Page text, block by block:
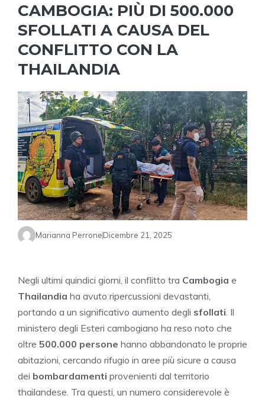
CAMBOGIA: PIÙ DI 500.000
SFOLLATI A CAUSA DEL
CONFLITTO CON LA
THAILANDIA
Marianna PerroneDicembre 21, 2025
Negli ultimi quindici giorni, il conflitto tra Cambogia e
Thailandia ha avuto ripercussioni devastanti,
portando a un significativo aumento degli sfollati. Il
ministero degli Esteri cambogiano ha reso noto che
oltre 500.000 persone hanno abbandonato le proprie
abitazioni, cercando rifugio in aree più sicure a causa
dei bombardamenti provenienti dal territorio
thailandese. Tra questi, un numero considerevole è